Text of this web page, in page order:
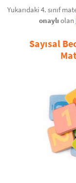
Yukarıdaki 4. sınıf
onaylıolan
Sayısal